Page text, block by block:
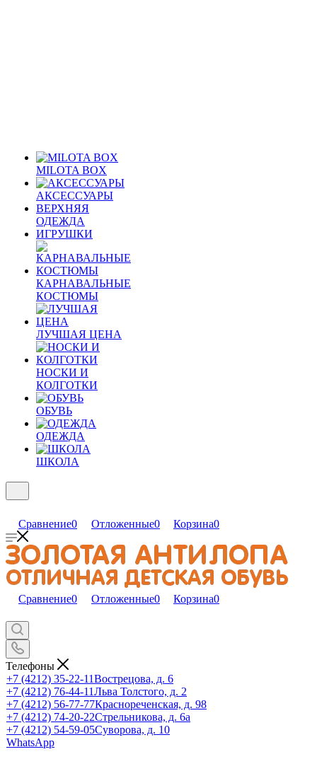
MILOTA BOX
АКСЕССУАРЫ
ВЕРХНЯЯ
ОДЕЖДА
ИГРУШКИ
КАРНАВАЛЬНЫЕ
КОСТЮМЫ
ЛУЧШАЯ ЦЕНА
НОСКИ И
КОЛГОТКИ
ОБУВЬ
ОДЕЖДА
ШКОЛА
Сравнение0 Отложенные0 Корзина0
Сравнение0 Отложенные0 Корзина0
Телефоны
+7 (4212) 35-22-11Вострецова, д. 6
+7 (4212) 76-44-11Льва Толстого, д. 2
+7 (4212) 56-77-77Краснореченская, д. 98
+7 (4212) 74-20-22Стрельникова, д. 6а
+7 (4212) 54-59-05Суворова, д. 10
WhatsApp